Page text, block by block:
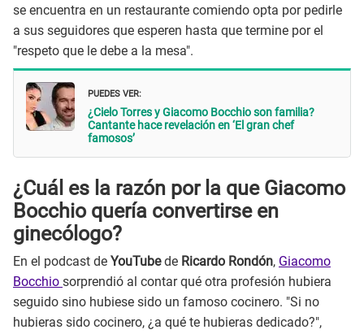
se encuentra en un restaurante comiendo opta por pedirle
a sus seguidores que esperen hasta que termine por el
"respeto que le debe a la mesa".
PUEDES VER:
¿Cielo Torres y Giacomo Bocchio son familia?
Cantante hace revelación en ‘El gran chef
famosos’
¿Cuál es la razón por la que Giacomo
Bocchio quería convertirse en
ginecólogo?
En el podcast de YouTubede Ricardo Rondón, Giacomo
Bocchio sorprendió al contar qué otra profesión hubiera
seguido sino hubiese sido un famoso cocinero. "Si no
hubieras sido cocinero, ¿a qué te hubieras dedicado?",